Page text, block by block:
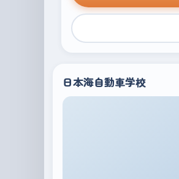
日本海自動車学校